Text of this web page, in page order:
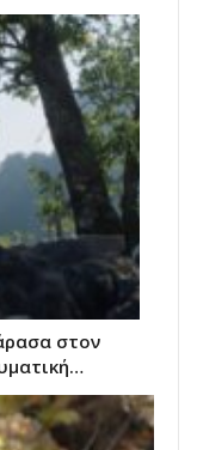
στον